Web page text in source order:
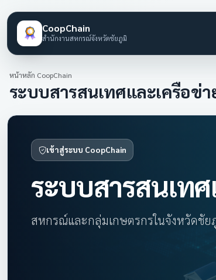
CoopChain
สำนักงานสหกรณ์จังหวัดชัยภูมิ
หน้าหลัก CoopChain
ระบบสารสนเทศและเครือข่
เข้าสู่ระบบ CoopChain
ระบบสารสนเท
สหกรณ์และกลุ่มเกษตรกรในจังหวัดชัย